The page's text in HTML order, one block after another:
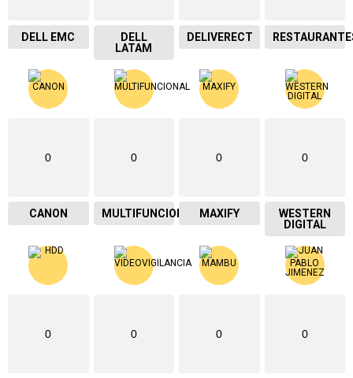
DELL EMC
DELL
LATAM
DELIVERECT
0
CANON
0
MULTIFUNCIONAL
0
MAXIFY
0
WESTERN
DIGITAL
0 0 0 0